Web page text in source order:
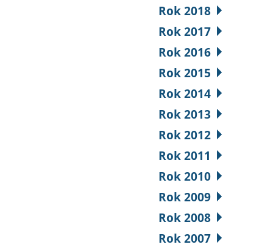
Rok 2018
Rok 2017
Rok 2016
Rok 2015
Rok 2014
Rok 2013
Rok 2012
Rok 2011
Rok 2010
Rok 2009
Rok 2008
Rok 2007